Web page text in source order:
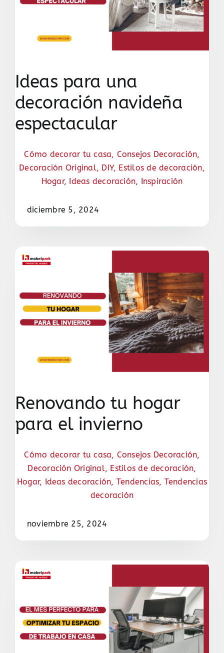
Ideas para una
decoración navideña
espectacular
Cómo decorar tu casa, Consejos Decoración,
Decoración Original, DIY, Estilos de decoración,
Hogar, Ideas decoración, Inspiración
diciembre 5, 2024
Renovando tu hogar
para el invierno
Cómo decorar tu casa, Consejos Decoración,
Decoración Original, Estilos de decoración,
Hogar, Ideas decoración, Tendencias, Tendencias
decoración
noviembre 25, 2024